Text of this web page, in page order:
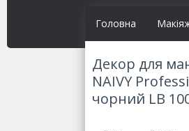
Головна
Декор для
NAIVY
чорний LB